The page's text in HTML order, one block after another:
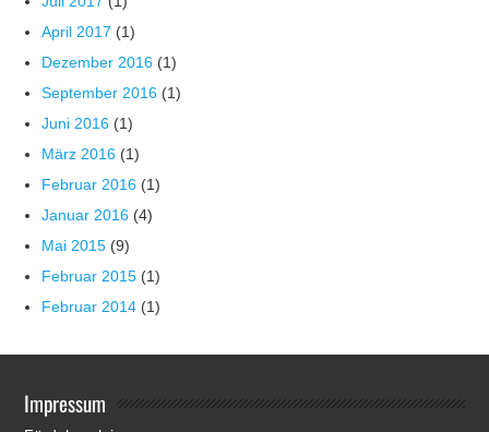
April 2017 (1)
Dezember 2016 (1)
September 2016 (1)
Juni 2016 (1)
März 2016 (1)
Februar 2016 (1)
Januar 2016 (4)
Mai 2015 (9)
Februar 2015 (1)
Februar 2014 (1)
Impressum